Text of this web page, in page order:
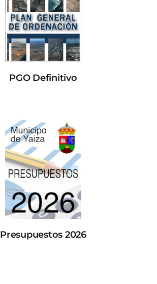
PGO Definitivo
Presupuestos 2026